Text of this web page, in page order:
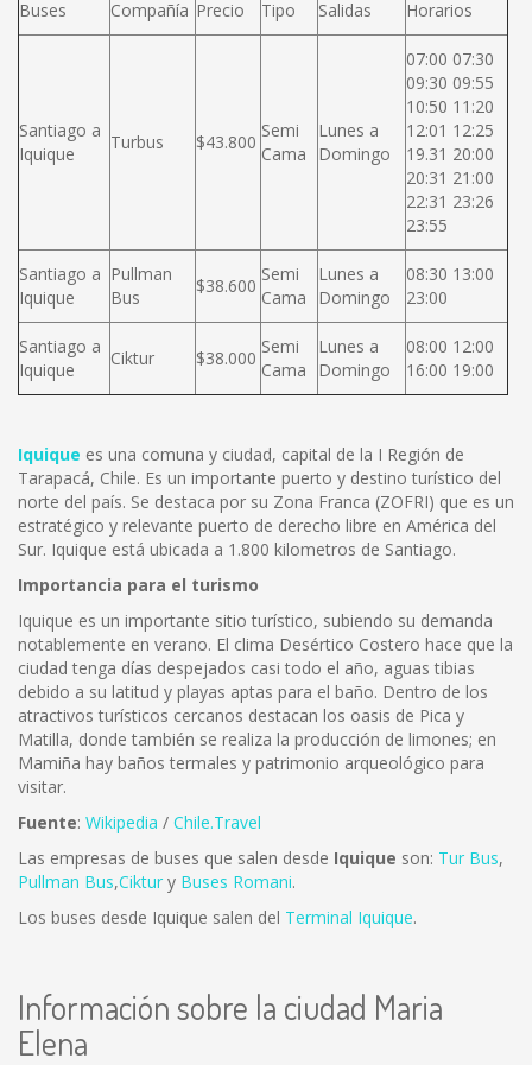
Buses Compañía Precio Tipo Salidas Horarios
Santiago a
Iquique
Turbus $43.800
Semi
Cama
Lunes a
Domingo
07:00 07:30
09:30 09:55
10:50 11:20
12:01 12:25
19.31 20:00
20:31 21:00
22:31 23:26
23:55
Santiago a
Iquique
Pullman
Bus
$38.600
Semi
Cama
Lunes a
Domingo
08:30 13:00
23:00
Santiago a
Iquique
Ciktur $38.000
Semi
Cama
Lunes a
Domingo
08:00 12:00
16:00 19:00
Iquique es una comuna y ciudad, capital de la I Región de
Tarapacá, Chile. Es un importante puerto y destino turístico del
norte del país. Se destaca por su Zona Franca (ZOFRI) que es un
estratégico y relevante puerto de derecho libre en América del
Sur. Iquique está ubicada a 1.800 kilometros de Santiago.
Importancia para el turismo
Iquique es un importante sitio turístico, subiendo su demanda
notablemente en verano. El clima Desértico Costero hace que la
ciudad tenga días despejados casi todo el año, aguas tibias
debido a su latitud y playas aptas para el baño. Dentro de los
atractivos turísticos cercanos destacan los oasis de Pica y
Matilla, donde también se realiza la producción de limones; en
Mamiña hay baños termales y patrimonio arqueológico para
visitar.
Fuente: Wikipedia / Chile.Travel
Las empresas de buses que salen desde Iquique son: Tur Bus,
Pullman Bus,Ciktur y Buses Romani.
Los buses desde Iquique salen del Terminal Iquique.
Información sobre la ciudad Maria
Elena